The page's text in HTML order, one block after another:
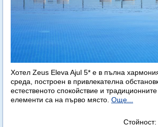
Хотел Zeus Eleva Ajul 5* е в пълна
среда, построен в привлекателна
естественото спокойствие и
елементи са на първо място. Още...
Стойност: